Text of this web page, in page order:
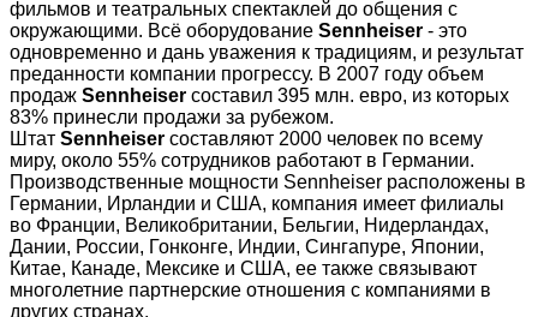
фильмов и театральных спектаклей до общения с
окружающими. Всё оборудование Sennheiser - это
одновременно и дань уважения к традициям, и результат
преданности компании прогрессу. В 2007 году объем
продаж Sennheiser составил 395 млн. евро, из которых
83% принесли продажи за рубежом.
Штат Sennheiser составляют 2000 человек по всему
миру, около 55% сотрудников работают в Германии.
Производственные мощности Sennheiser расположены в
Германии, Ирландии и США, компания имеет филиалы
во Франции, Великобритании, Бельгии, Нидерландах,
Дании, России, Гонконге, Индии, Сингапуре, Японии,
Китае, Канаде, Мексике и США, ее также связывают
многолетние партнерские отношения с компаниями в
других странах.